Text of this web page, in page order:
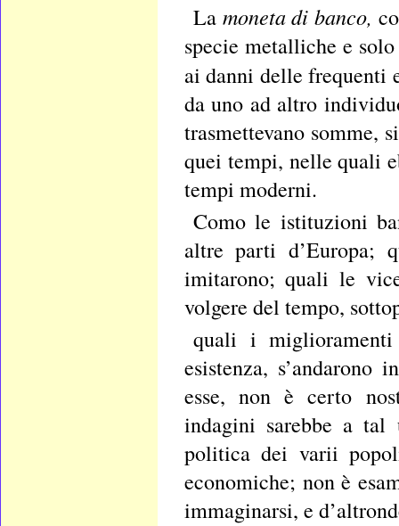
La moneta di banco,
specie metalliche e
ai danni delle
da uno ad altro
trasmettevano somme,
quei tempi, nelle quali
tempi moderni.
Como le istituzioni
altre parti d’Europa;
imitarono; quali le
volgere del tempo,
quali i
esistenza,
esse, non è certo
indagini sarebbe a tal
politica dei varii
economiche; non è
immaginarsi, e